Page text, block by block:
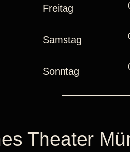
Freitag
Samstag
Sonntag
Theater